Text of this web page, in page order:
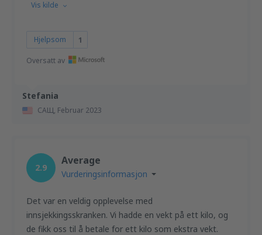
Stefania
САЩ, Februar 2023
Vis kilde
Hjelpsom 1
Oversatt av
2.9
Average
Vurderingsinformasjon
Det var en veldig opplevelse med
innsjekkingsskranken. Vi hadde en vekt på ett kilo, og
de fikk oss til å betale for ett kilo som ekstra vekt.